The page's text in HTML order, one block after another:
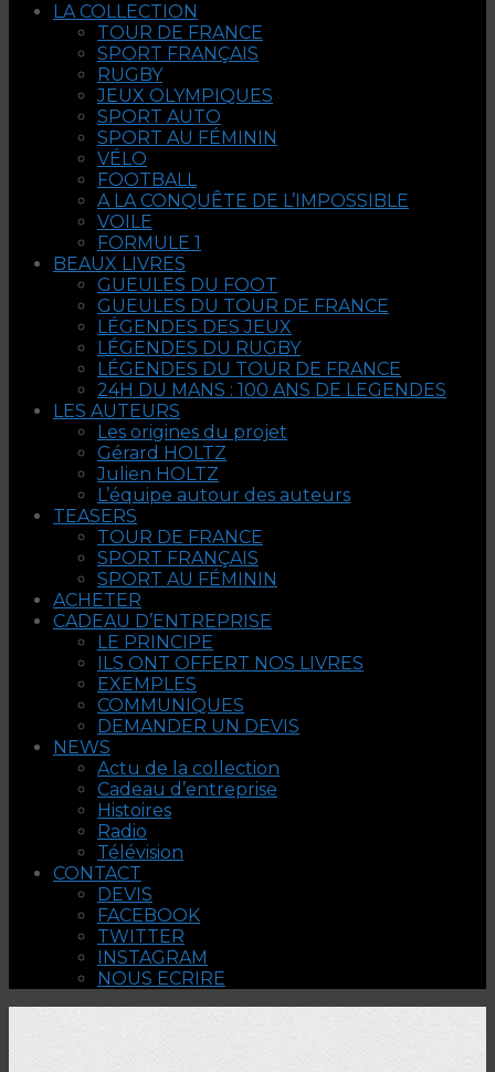
LA COLLECTION
TOUR DE FRANCE
SPORT FRANÇAIS
RUGBY
JEUX OLYMPIQUES
SPORT AUTO
SPORT AU FÉMININ
VÉLO
FOOTBALL
A LA CONQUÊTE DE L’IMPOSSIBLE
VOILE
FORMULE 1
BEAUX LIVRES
GUEULES DU FOOT
GUEULES DU TOUR DE FRANCE
LÉGENDES DES JEUX
LÉGENDES DU RUGBY
LÉGENDES DU TOUR DE FRANCE
24H DU MANS : 100 ANS DE LEGENDES
LES AUTEURS
Les origines du projet
Gérard HOLTZ
Julien HOLTZ
L’équipe autour des auteurs
TEASERS
TOUR DE FRANCE
SPORT FRANÇAIS
SPORT AU FÉMININ
ACHETER
CADEAU D’ENTREPRISE
LE PRINCIPE
ILS ONT OFFERT NOS LIVRES
EXEMPLES
COMMUNIQUES
DEMANDER UN DEVIS
NEWS
Actu de la collection
Cadeau d’entreprise
Histoires
Radio
Télévision
CONTACT
DEVIS
FACEBOOK
TWITTER
INSTAGRAM
NOUS ECRIRE